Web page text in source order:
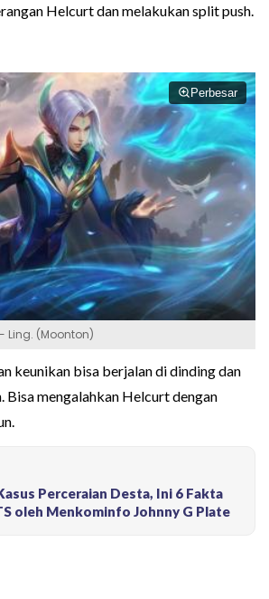
Helcurt dan melakukan split push.
Perbesar
Ling. (Moonton)
keunikan bisa berjalan di dinding dan
Bisa mengalahkan Helcurt dengan
Perceraian Desta, Ini 6 Fakta
oleh Menkominfo Johnny G Plate